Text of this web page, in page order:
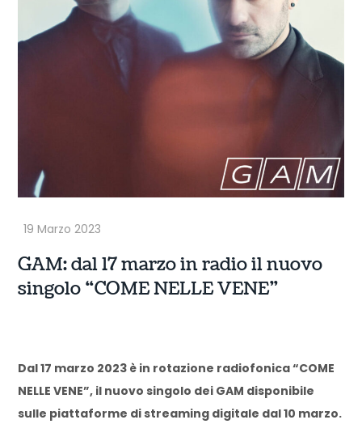
GAM: dal 17 marzo in radio il nuovo
singolo “COME NELLE VENE”
Dal 17 marzo 2023 è in rotazione radiofonica “COME
NELLE VENE”, il nuovo singolo dei GAM disponibile
sulle piattaforme di streaming digitale dal 10 marzo.